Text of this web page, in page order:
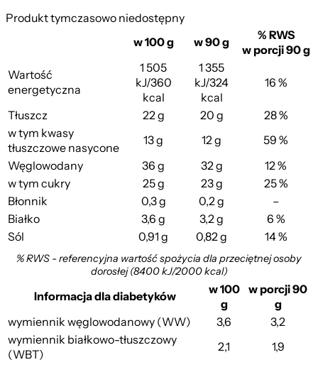
Produkt tymczasowo niedostępny
w 100 g
w 90 g
% RWS
w porcji 90 g
Wartość
energetyczna
1 505
kJ/360
kcal
1 355
kJ/324
kcal
16 %
Tłuszcz 22 g 20 g
28 %
w tym kwasy
tłuszczowe nasycone
13 g 12 g
59 %
Węglowodany
36 g 32 g
12 %
w tym cukry
25 g 23 g
25 %
Błonnik
0,3 g 0,2 g
–
Białko
3,6 g 3,2 g
6 %
Sól
0,91 g 0,82 g 14 %
% RWS - referencyjna wartość spożycia dla przeciętnej osoby
dorosłej (8400 kJ/2000 kcal)
Informacja dla diabetyków
w 100
g
w porcji 90
g
wymiennik węglowodanowy (WW)
3,6
3,2
wymiennik białkowo-tłuszczowy
(WBT)
2,1 1,9